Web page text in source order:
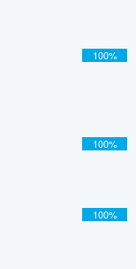
100%
100%
100%